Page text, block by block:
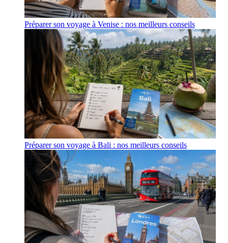
Préparer son voyage à Venise : nos meilleurs conseils
Préparer son voyage à Bali : nos meilleurs conseils